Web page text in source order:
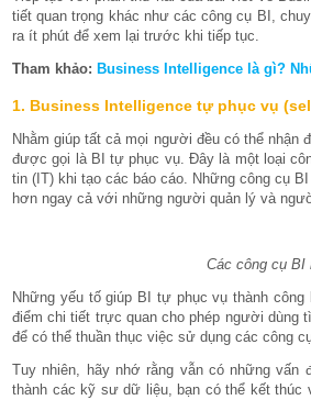
tiết quan trọng khác như các công cụ BI,
ra ít phút để xem lại trước khi tiếp tục.
Tham khảo: Business Intelligence là gì?
1. Business Intelligence tự phục vụ
Nhằm giúp tất cả mọi người đều có thể
được gọi là BI tự phục vụ. Đây là một loại
tin (IT) khi tạo các báo cáo. Những công cụ
hơn ngay cả với những người quản lý và
Các công cụ BI
Những yếu tố giúp BI tự phục vụ thành
điểm chi tiết trực quan cho phép người dùng
để có thể thuần thục việc sử dụng các công
Tuy nhiên, hãy nhớ rằng vẫn có những
thành các kỹ sư dữ liệu, bạn có thể kết thúc